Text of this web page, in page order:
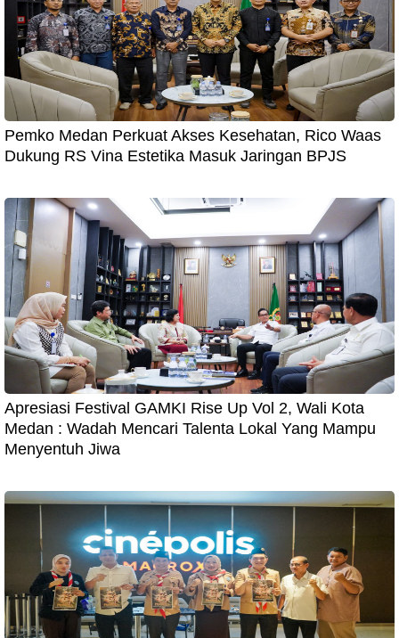
Pemko Medan Perkuat Akses Kesehatan, Rico Waas
Dukung RS Vina Estetika Masuk Jaringan BPJS
Apresiasi Festival GAMKI Rise Up Vol 2, Wali Kota
Medan : Wadah Mencari Talenta Lokal Yang Mampu
Menyentuh Jiwa